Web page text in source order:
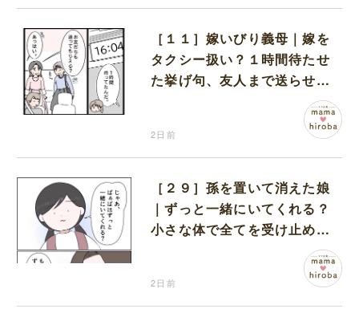
［１１］嫁いびり義母｜嫁を
タクシー扱い？１時間待たせ
た挙げ句、友人まで送らせる
2日前
［２９］孫を置いて消えた娘
｜ずっと一緒にいてくれる？
小さな体で全てを受け止める
2日前